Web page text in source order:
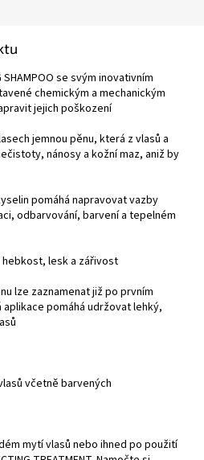
SHAMPOO se svým inovativním
chemickým a mechanickým
jejich poškození
jemnou pěnu, která z vlasů a
nánosy a kožní maz, aniž by
pomáhá napravovat vazby
odbarvování, barvení a tepelném
lesk a zářivost
lze zaznamenat již po prvním
pomáhá udržovat lehký,
včetně barvených
mytí vlasů nebo ihned po použití